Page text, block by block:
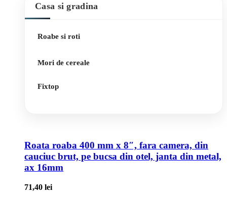
Casa si gradina
Roabe si roti
Mori de cereale
Fixtop
Roata roaba 400 mm x 8″, fara camera, din
cauciuc brut, pe bucsa din otel, janta din metal,
ax 16mm
71,40 lei